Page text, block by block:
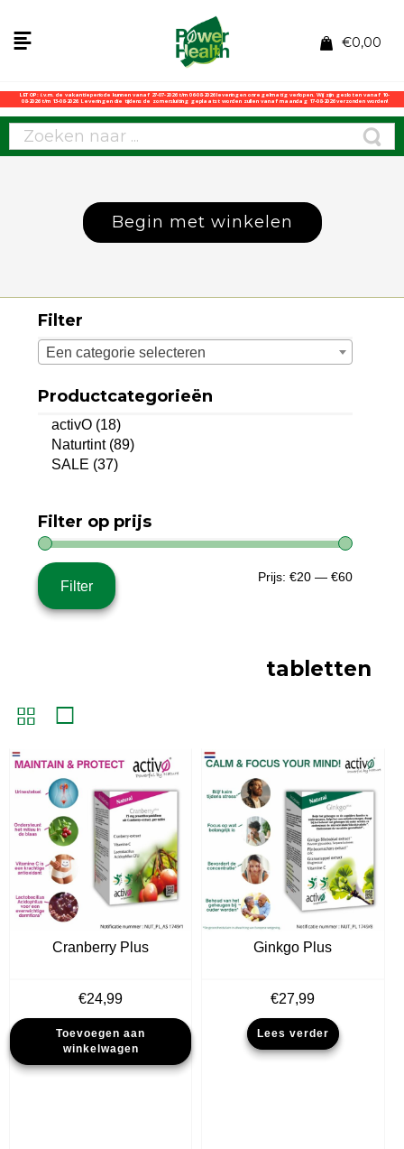
€0,00
LET OP: i.v.m. de vakantieperiode kunnen vanaf 27-07-2026 t/m 06-08-2026 leveringen onregelmatig verlopen. Wij zijn gesloten vanaf 10-
08-2026 t/m 13-08-2026. Leveringen die tijdens de zomersluiting geplaatst worden zullen vanaf maandag 17-08-2026 verzonden worden!
Begin met winkelen
Filter
Een categorie selecteren
Productcategorieën
activO (18)
Naturtint (89)
SALE (37)
Filter op prijs
Min.
Max.
Filter
Prijs: €20 — €60
tabletten
Cranberry Plus
€24,99
Toevoegen aan
winkelwagen
Ginkgo Plus
€27,99
Lees verder